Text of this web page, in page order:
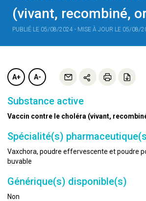
(vivant, recombiné,
PUBLIÉ LE 05/08/2024 - MISE À JOUR LE 05/08/
A+ A-
Substance active
Vaccin contre le choléra (vivant,
Spécialité(s)
Vaxchora, poudre effervescente et poudre
buvable
Générique(s) disponible(s)
Non